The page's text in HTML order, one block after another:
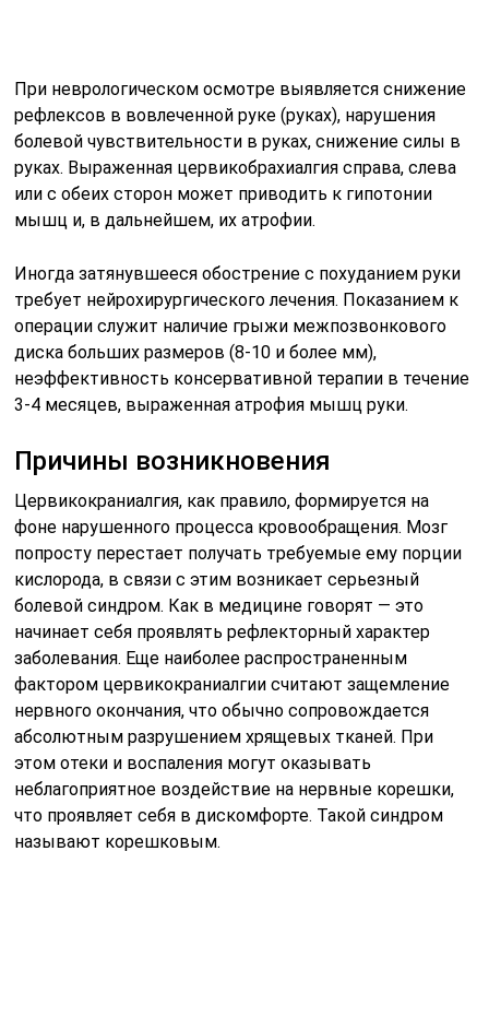
абсолютным разрушением хрящевых тканей. При
этом отеки и воспаления могут оказывать
неблагоприятное воздействие на нервные корешки,
что проявляет себя в дискомфорте. Такой синдром
называют корешковым.
Шейно-черепной синдром (по МКБ — M53.0) считается
далеко не самостоятельной патологией. Он является
совокупностью симптомов, которые приводят к
формированию цервикокраниалгии. Косвенными ее
причинами также можно считать воспалительные
процессы в виде грыжи, остеохондроза и спондилеза,
патологий сердца, легких, а вместе с тем и
полученные прежде травмы. Далее поговорим о
симптомах шейно-черепного синдрома.
Симптомы и диагностика